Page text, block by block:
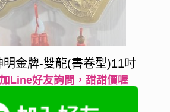
明金牌-雙龍(書卷型)11吋
Line好友詢問，甜甜價喔